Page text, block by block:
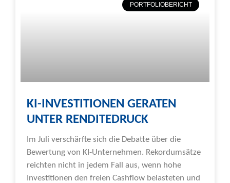
PORTFOLIOBERICHT
KI-INVESTITIONEN GERATEN
UNTER RENDITEDRUCK
Im Juli verschärfte sich die Debatte über die
Bewertung von KI-Unternehmen. Rekordumsätze
reichten nicht in jedem Fall aus, wenn hohe
Investitionen den freien Cashflow belasteten und